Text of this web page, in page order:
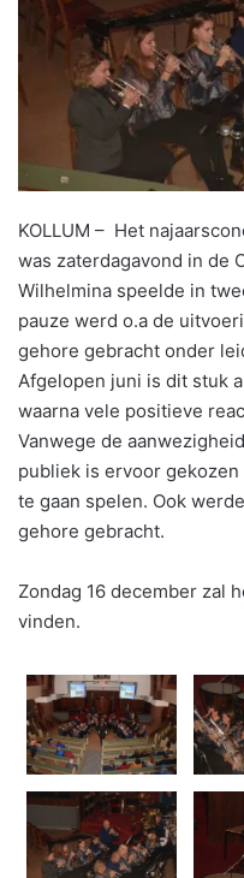
KOLLUM – Het
was zaterdagavond in de
Wilhelmina speelde in
pauze werd o.a de
gehore gebracht onder
Afgelopen juni is dit stuk
waarna vele positieve
Vanwege de
publiek is ervoor
te gaan spelen. Ook
gehore gebracht.
Zondag 16 december zal
vinden.